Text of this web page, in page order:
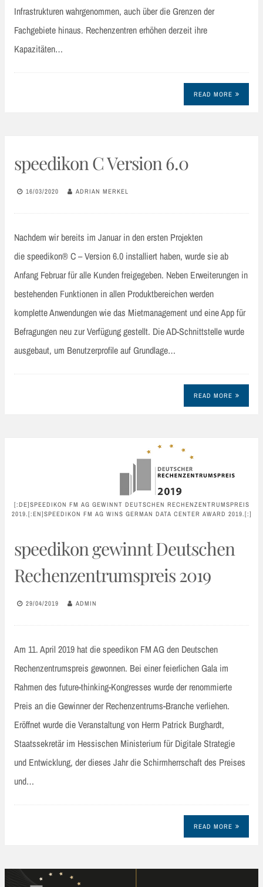
Infrastrukturen wahrgenommen, auch über die Grenzen der
Fachgebiete hinaus. Rechenzentren erhöhen derzeit ihre
Kapazitäten…
READ MORE
speedikon C Version 6.0
16/03/2020 ADRIAN MERKEL
Nachdem wir bereits im Januar in den ersten Projekten
die speedikon® C – Version 6.0 installiert haben, wurde sie ab
Anfang Februar für alle Kunden freigegeben. Neben Erweiterungen in
bestehenden Funktionen in allen Produktbereichen werden
komplette Anwendungen wie das Mietmanagement und eine App für
Befragungen neu zur Verfügung gestellt. Die AD-Schnittstelle wurde
ausgebaut, um Benutzerprofile auf Grundlage…
READ MORE
[:DE]SPEEDIKON FM AG GEWINNT DEUTSCHEN RECHENZENTRUMSPREIS
2019.[:EN]SPEEDIKON FM AG WINS GERMAN DATA CENTER AWARD 2019.[:]
speedikon gewinnt Deutschen
Rechenzentrumspreis 2019
29/04/2019 ADMIN
Am 11. April 2019 hat die speedikon FM AG den Deutschen
Rechenzentrumspreis gewonnen. Bei einer feierlichen Gala im
Rahmen des future-thinking-Kongresses wurde der renommierte
Preis an die Gewinner der Rechenzentrums-Branche verliehen.
Eröffnet wurde die Veranstaltung von Herrn Patrick Burghardt,
Staatssekretär im Hessischen Ministerium für Digitale Strategie
und Entwicklung, der dieses Jahr die Schirmherrschaft des Preises
und…
READ MORE